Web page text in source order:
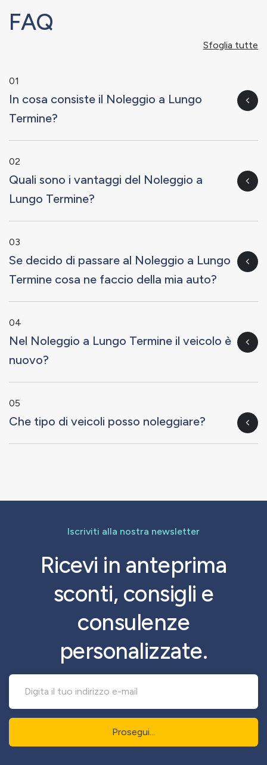
FAQ
Sfoglia tutte
01
In cosa consiste il Noleggio a Lungo
Termine?
02
Quali sono i vantaggi del Noleggio a
Lungo Termine?
03
Se decido di passare al Noleggio a Lungo
Termine cosa ne faccio della mia auto?
04
Nel Noleggio a Lungo Termine il veicolo è
nuovo?
05
Che tipo di veicoli posso noleggiare?
Iscriviti alla nostra newsletter
Ricevi in anteprima
sconti, consigli e
consulenze
personalizzate.
Prosegui...